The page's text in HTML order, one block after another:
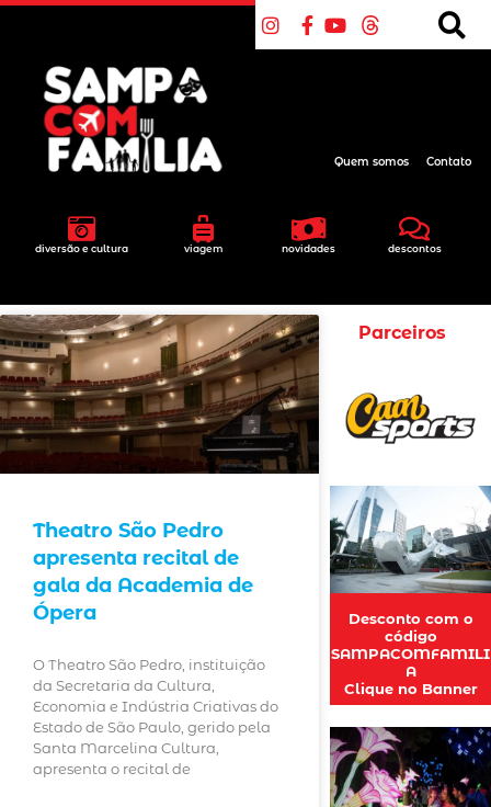
diversão e cultura viagem novidades descontos
Quem somos Contato
Theatro São Pedro
apresenta recital de
gala da Academia de
Ópera
O Theatro São Pedro, instituição
da Secretaria da Cultura,
Economia e Indústria Criativas do
Estado de São Paulo, gerido pela
Santa Marcelina Cultura,
apresenta o recital de
Parceiros
Desconto com o
código
SAMPACOMFAMILI
A
Clique no Banner